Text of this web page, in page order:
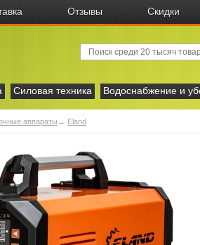
Отзывы Скидки
Силовая техника Водоснабжение и
аппараты → Eland